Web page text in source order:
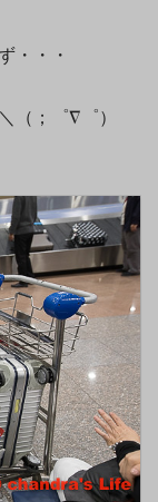
・・・
；゜∇゜）